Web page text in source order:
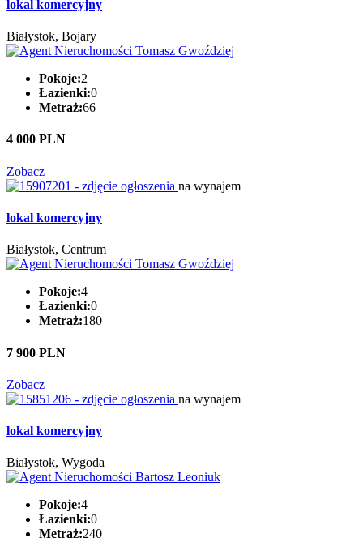
lokal komercyjny
Białystok, Bojary
Pokoje:2
Łazienki:0
Metraż:66
4 000 PLN
Zobacz
na wynajem
lokal komercyjny
Białystok, Centrum
Pokoje:4
Łazienki:0
Metraż:180
7 900 PLN
Zobacz
na wynajem
lokal komercyjny
Białystok, Wygoda
Pokoje:4
Łazienki:0
Metraż:240